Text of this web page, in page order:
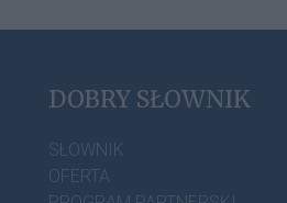
DOBRY SŁOWNIK
SŁOWNIK
OFERTA